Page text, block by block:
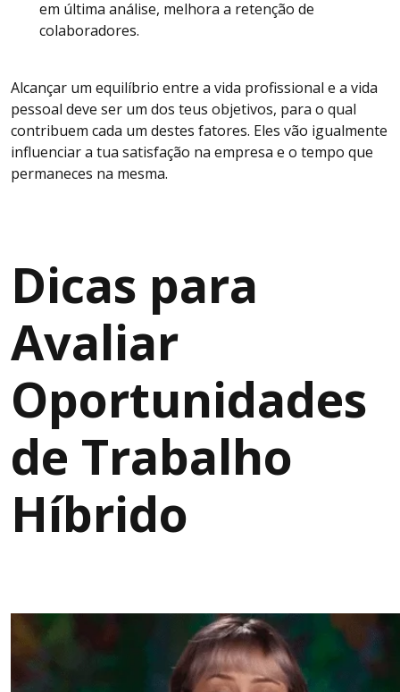
em última análise, melhora a retenção de
colaboradores.
Alcançar um equilíbrio entre a vida profissional e a vida
pessoal deve ser um dos teus objetivos, para o qual
contribuem cada um destes fatores. Eles vão igualmente
influenciar a tua satisfação na empresa e o tempo que
permaneces na mesma.
Dicas para
Avaliar
Oportunidades
de Trabalho
Híbrido